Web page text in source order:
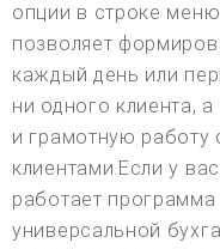
опции в строке
позволяет
каждый день или
ни одного клиента,
и грамотную работу
клиентами.Если у
работает
универсальной